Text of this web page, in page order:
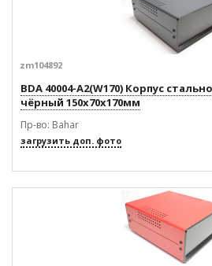
zm104892
BDA 40004-A2(W170) Корпус
чёрный 150x70x170мм
Пр-во: Bahar
загрузить доп. фото